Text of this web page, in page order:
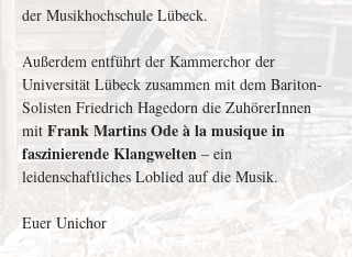
der Musikhochschule Lübeck.
Außerdem entführt der Kammerchor der
Universität Lübeck zusammen mit dem Bariton-
Solisten Friedrich Hagedorn die ZuhörerInnen
mit Frank Martins Ode à la musique in
faszinierende Klangwelten – ein
leidenschaftliches Loblied auf die Musik.
Euer Unichor